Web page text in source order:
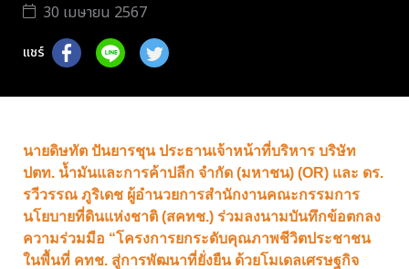
30 เมษายน 2567
แชร์
นายดิษทัต ปันยารชุน ประธานเจ้าหน้าที่บริหาร บริษัท
ปตท. น้ำมันและการค้าปลีก จำกัด (มหาชน) (OR) และ ดร.
รวีวรรณ ภูริเดช ผู้อำนวยการสำนักงานคณะกรรมการ
นโยบายที่ดินแห่งชาติ (สคทช.) ร่วมลงนามบันทึกข้อตกลง
ความร่วมมือ “โครงการยกระดับคุณภาพชีวิตประชาชน
ในพื้นที่ คทช. สู่การพัฒนาที่ยั่งยืน ด้วยโมเดลเศรษฐกิจ